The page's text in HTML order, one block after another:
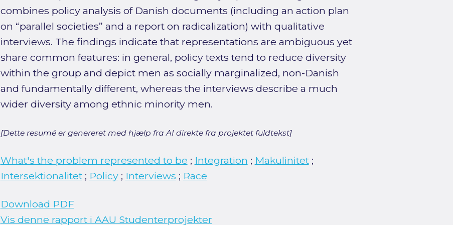
combines policy analysis of Danish documents (including an action plan
on “parallel societies” and a report on radicalization) with qualitative
interviews. The findings indicate that representations are ambiguous yet
share common features: in general, policy texts tend to reduce diversity
within the group and depict men as socially marginalized, non-Danish
and fundamentally different, whereas the interviews describe a much
wider diversity among ethnic minority men.
[Dette resumé er genereret med hjælp fra AI direkte fra projektet fuldtekst]
What's the problem represented to be ; Integration ; Makulinitet;
Intersektionalitet; Policy; Interviews ; Race
Download PDF
Vis denne rapport i AAU Studenterprojekter